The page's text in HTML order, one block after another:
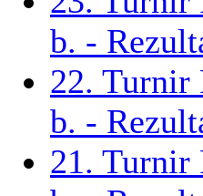
b. -
22. Turnir
b. -
21. Turnir